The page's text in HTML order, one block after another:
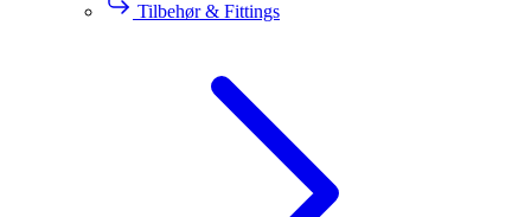
Tilbehør & Fittings